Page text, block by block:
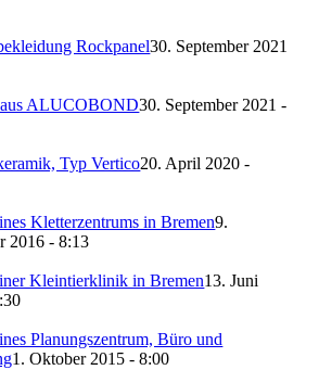
Rockpanel30. September 2021
aus ALUCOBOND30. September 2021 -
Typ Vertico20. April 2020 -
Kletterzentrums in Bremen9.
2016 - 8:13
Kleintierklinik in Bremen13. Juni
Planungszentrum, Büro und
1. Oktober 2015 - 8:00